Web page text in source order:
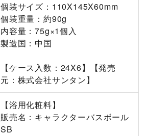
個装サイズ：110X145X60mm
個装重量：約90g
内容量：75g×1個入
製造国：中国
【ケース入数：24X6】【発売
元：株式会社サンタン】
【浴用化粧料】
販売名：キャラクターバスボール
SB